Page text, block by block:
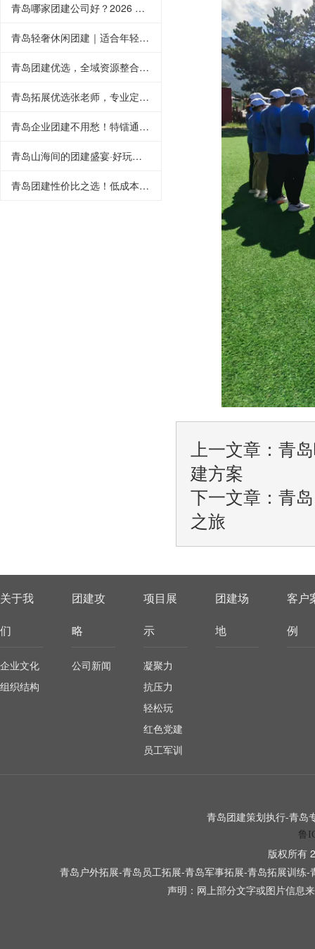
青岛哪家团建公司好？2026 优选品牌，定制专属团建方案
青岛轻奢休闲团建｜适合年轻人、拒绝高强度
青岛团建优选，全域资源整合，打造高性价比团建之旅
青岛拓展优选张老师，专业定制，不负所托
青岛企业团建不用愁！特镭通团建拓展，专业教练全程带队，免费场地、免费方案、全程托管，让您全程“甩手掌柜”，轻松拥有高质量团建！
青岛山海间的团建盛宴·好玩又走心
青岛团建性价比之选！低成本、高体验，本土服务商全程一站式服务
上一文章： 青
建方案
下一文章： 青
之旅
关于我
们
企业文化
组织结构
团建攻
略
公司新闻
项目展
示
凝聚力
抗压力
轻松玩
红色党建
员工军训
团建场
地
客户
例
青岛团建策划执行-青岛
鲁
版权所有
青岛户外拓展-青岛员工拓展-青岛军事拓展-青岛拓展训练
声明：网上部分文字或图片信息